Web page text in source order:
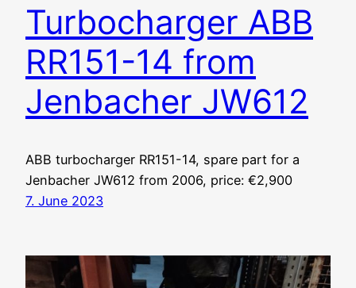
Turbocharger ABB
RR151-14 from
Jenbacher JW612
ABB turbocharger RR151-14, spare part for a
Jenbacher JW612 from 2006, price: €2,900
7. June 2023